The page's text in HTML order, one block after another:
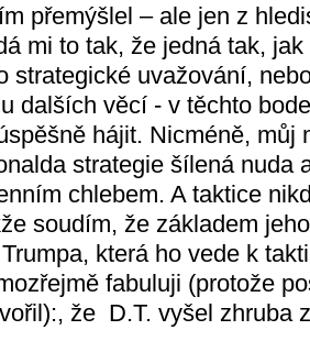
přemýšlel – ale jen z
mi to tak, že jedná tak,
strategické uvažování,
dalších věcí - v těchto
hájit. Nicméně, můj
strategie šílená nuda
chlebem. A taktice
soudím, že základem
která ho vede k
fabuluji (protože
že D.T. vyšel zhruba